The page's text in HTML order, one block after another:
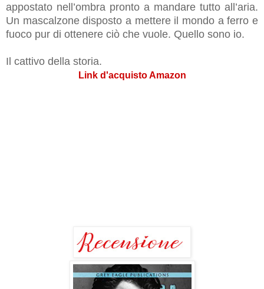
appostato nell’ombra pronto a mandare tutto all’aria.
Un mascalzone disposto a mettere il mondo a ferro e
fuoco pur di ottenere ciò che vuole. Quello sono io.
Il cattivo della storia.
Link d'acquisto Amazon